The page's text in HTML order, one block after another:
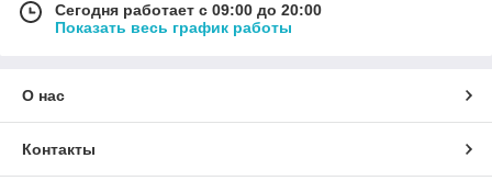
Сегодня работает с 09:00 до 20:00
Показать весь график работы
О нас
Контакты